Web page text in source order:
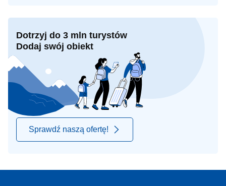
Dotrzyj do 3 mln turystów
Dodaj swój obiekt
Sprawdź naszą ofertę!